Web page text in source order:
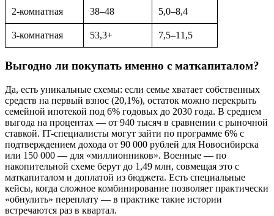
2-комнатная 38–48 5,0–8,4
3-комнатная 53,3+ 7,5–11,5
Выгодно ли покупать именно с маткапиталом?
Да, есть уникальные схемы: если семье хватает собственных
средств на первый взнос (20,1%), остаток можно перекрыть
семейной ипотекой под 6% годовых до 2030 года. В среднем
выгода на процентах — от 940 тысяч в сравнении с рыночной
ставкой. IT-специалисты могут зайти по программе 6% с
подтверждением дохода от 90 000 рублей для Новосибирска
или 150 000 — для «миллионников». Военные — по
накопительной схеме берут до 1,49 млн, совмещая это с
маткапиталом и доплатой из бюджета. Есть специальные
кейсы, когда сложное комбинирование позволяет практически
«обнулить» переплату — в практике такие истории
встречаются раз в квартал.